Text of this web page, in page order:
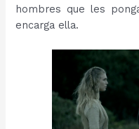
hombres que les
encarga ella.